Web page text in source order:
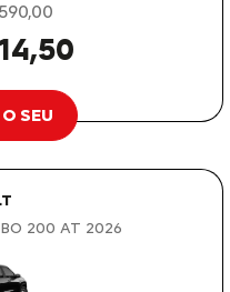
SEU
200 AT 2026